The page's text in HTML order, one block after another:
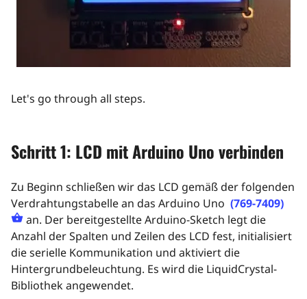
Let's go through all steps.
Schritt 1: LCD mit Arduino Uno verbinden
Zu Beginn schließen wir das LCD gemäß der folgenden
Verdrahtungstabelle an das Arduino Uno (769-7409)
an. Der bereitgestellte Arduino-Sketch legt die
Anzahl der Spalten und Zeilen des LCD fest, initialisiert
die serielle Kommunikation und aktiviert die
Hintergrundbeleuchtung. Es wird die LiquidCrystal-
Bibliothek angewendet.